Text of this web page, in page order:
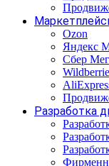
Ozon
Яндекс
Сбер
Разработка